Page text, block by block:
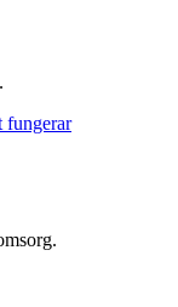
fungerar